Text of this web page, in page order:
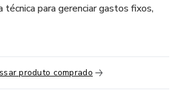
técnica para gerenciar gastos fixos,
produto comprado